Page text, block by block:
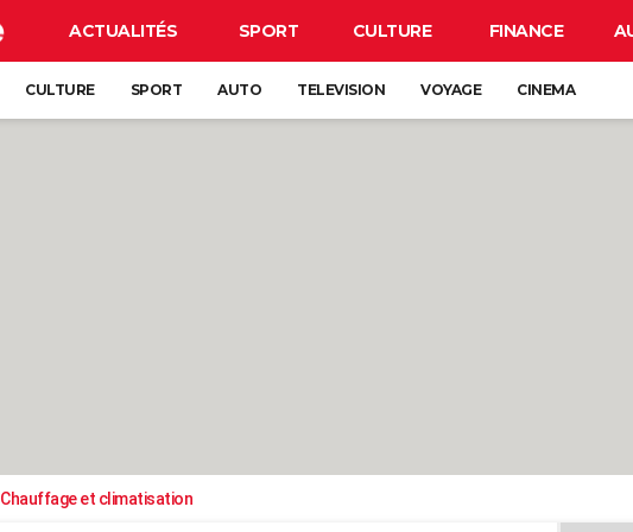
ACTUALITÉS SPORT CULTURE FINANCE
CULTURE SPORT AUTO TELEVISION VOYAGE CINEMA
Chauffage et climatisation